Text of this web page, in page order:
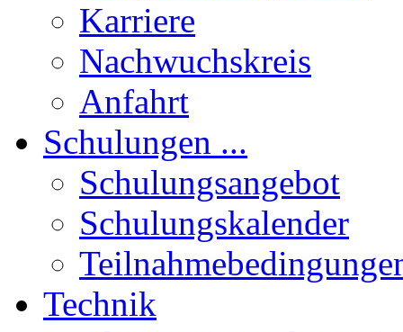
Karriere
Nachwuchskreis
Anfahrt
Schulungen ...
Schulungsangebot
Schulungskalender
Technik